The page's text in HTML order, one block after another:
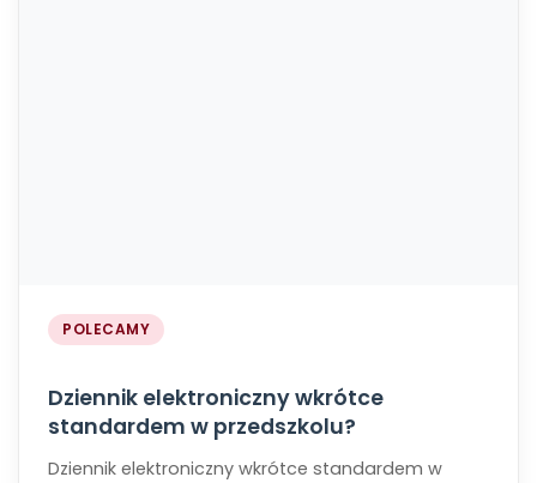
POLECAMY
Dziennik elektroniczny wkrótce
standardem w przedszkolu?
Dziennik elektroniczny wkrótce standardem w